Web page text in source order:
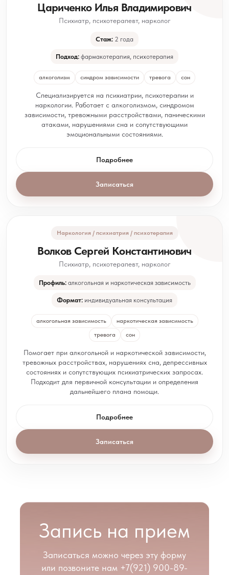
Цариченко Илья Владимирович
Психиатр, психотерапевт, нарколог
Стаж: 2 года
Подход: фармакотерапия, психотерапия
алкоголизм синдром зависимости тревога сон
Специализируется на психиатрии, психотерапии и
наркологии. Работает с алкоголизмом, синдромом
зависимости, тревожными расстройствами, паническими
атаками, нарушениями сна и сопутствующими
эмоциональными состояниями.
Подробнее
Записаться
Наркология / психиатрия / психотерапия
Волков Сергей Константинович
Психиатр, психотерапевт, нарколог
Профиль:алкогольная и наркотическая зависимость
Формат: индивидуальная консультация
алкогольная зависимость
наркотическая зависимость
тревога
сон
Помогает при алкогольной и наркотической зависимости,
тревожных расстройствах, нарушениях сна, депрессивных
состояниях и сопутствующих психиатрических запросах.
Подходит для первичной консультации и определения
дальнейшего плана помощи.
Подробнее
Записаться
Записаться можно через эту форму
или позвоните нам +7(921) 900-89-
Запись на прием